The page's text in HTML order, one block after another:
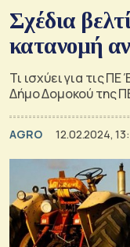
Σχέδια
κατανομή
Τι ισχύει για τις
Δήμο Δομοκού της
AGRO 12.02.2024,